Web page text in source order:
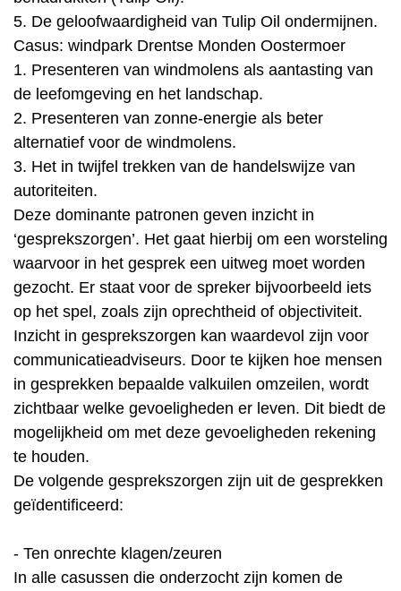
5. De geloofwaardigheid van Tulip Oil ondermijnen.
Casus: windpark Drentse Monden Oostermoer
1. Presenteren van windmolens als aantasting van
de leefomgeving en het landschap.
2. Presenteren van zonne-energie als beter
alternatief voor de windmolens.
3. Het in twijfel trekken van de handelswijze van
autoriteiten.
Deze dominante patronen geven inzicht in
‘gesprekszorgen’. Het gaat hierbij om een worsteling
waarvoor in het gesprek een uitweg moet worden
gezocht. Er staat voor de spreker bijvoorbeeld iets
op het spel, zoals zijn oprechtheid of objectiviteit.
Inzicht in gesprekszorgen kan waardevol zijn voor
communicatieadviseurs. Door te kijken hoe mensen
in gesprekken bepaalde valkuilen omzeilen, wordt
zichtbaar welke gevoeligheden er leven. Dit biedt de
mogelijkheid om met deze gevoeligheden rekening
te houden.
De volgende gesprekszorgen zijn uit de gesprekken
geïdentificeerd:
- Ten onrechte klagen/zeuren
In alle casussen die onderzocht zijn komen de